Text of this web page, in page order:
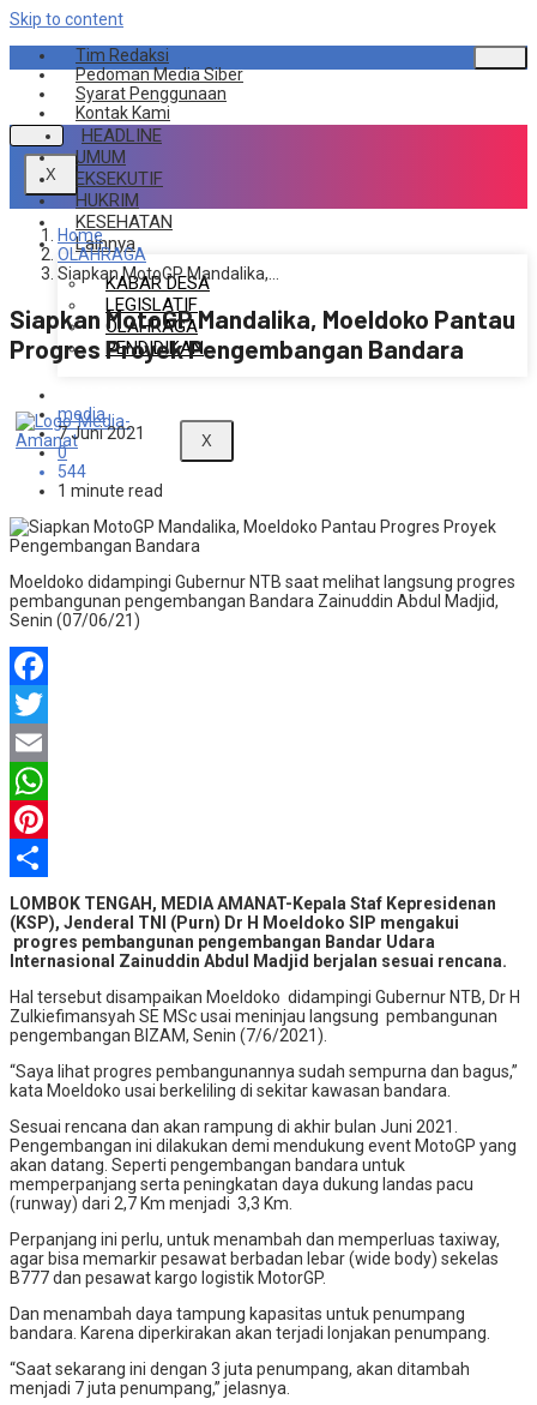
Skip to content
Tim Redaksi
Pedoman Media Siber
Syarat Penggunaan
Kontak Kami
X
HEADLINE
UMUM
EKSEKUTIF
HUKRIM
KESEHATAN
Lainnya
KABAR DESA
LEGISLATIF
OLAHRAGA
PENDIDIKAN
X
Home
OLAHRAGA
Siapkan MotoGP Mandalika,…
Siapkan MotoGP Mandalika, Moeldoko Pantau
Progres Proyek Pengembangan Bandara
media
7 Juni 2021
0
544
1 minute read
Moeldoko didampingi Gubernur NTB saat melihat langsung progres
pembangunan pengembangan Bandara Zainuddin Abdul Madjid,
Senin (07/06/21)
Facebook
Twitter
Email
WhatsApp
Pinterest
Share
LOMBOK TENGAH, MEDIA AMANAT-Kepala Staf Kepresidenan
(KSP), Jenderal TNI (Purn) Dr H Moeldoko SIP mengakui
progres pembangunan pengembangan Bandar Udara
Internasional Zainuddin Abdul Madjid berjalan sesuai rencana.
Hal tersebut disampaikan Moeldoko didampingi Gubernur NTB, Dr H
Zulkiefimansyah SE MSc usai meninjau langsung pembangunan
pengembangan BIZAM, Senin (7/6/2021).
“Saya lihat progres pembangunannya sudah sempurna dan bagus,”
kata Moeldoko usai berkeliling di sekitar kawasan bandara.
Sesuai rencana dan akan rampung di akhir bulan Juni 2021.
Pengembangan ini dilakukan demi mendukung event MotoGP yang
akan datang. Seperti pengembangan bandara untuk
memperpanjang serta peningkatan daya dukung landas pacu
(runway) dari 2,7 Km menjadi 3,3 Km.
Perpanjang ini perlu, untuk menambah dan memperluas taxiway,
agar bisa memarkir pesawat berbadan lebar (wide body) sekelas
B777 dan pesawat kargo logistik MotorGP.
Dan menambah daya tampung kapasitas untuk penumpang
bandara. Karena diperkirakan akan terjadi lonjakan penumpang.
“Saat sekarang ini dengan 3 juta penumpang, akan ditambah
menjadi 7 juta penumpang,” jelasnya.